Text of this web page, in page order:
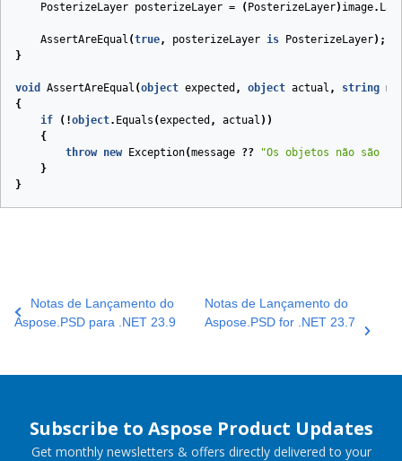
PosterizeLayer posterizeLayer = ( PosterizeLayer) image.
AssertAreEqual (true, posterizeLayer is PosterizeLayer);
}
void AssertAreEqual (object expected , object actual , string
{
if
(!object. Equals (expected , actual ))
{
throw new Exception(message ??
"Os objetos não são
}
}
Notas de Lançamento do
Aspose.PSD para .NET 23.9
Notas de Lançamento do
Aspose.PSD for .NET 23.7
Subscribe to Aspose Product Updates
Get monthly newsletters & offers directly delivered to your